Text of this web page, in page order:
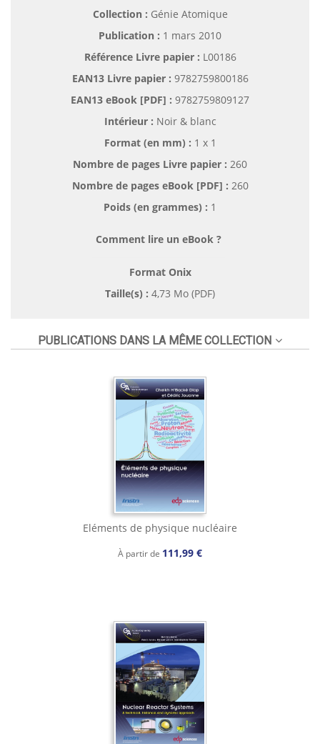
Collection : Génie Atomique
Publication : 1 mars 2010
Référence Livre papier : L00186
EAN13 Livre papier : 9782759800186
EAN13 eBook [PDF] : 9782759809127
Intérieur : Noir & blanc
Format (en mm) : 1 x 1
Nombre de pages Livre papier : 260
Nombre de pages eBook [PDF] : 260
Poids (en grammes) : 1
Comment lire un eBook ?
Format Onix
Taille(s) : 4,73 Mo (PDF)
PUBLICATIONS DANS LA MÊME COLLECTION
Eléments de physique nucléaire
À partir de 111,99 €